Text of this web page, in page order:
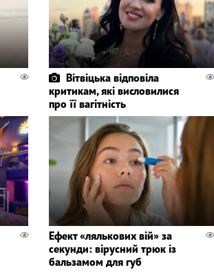
Вітвіцька відповіла
критикам, які висловилися
про її вагітність
Ефект «лялькових вій» за
секунди: вірусний трюк із
бальзамом для губ